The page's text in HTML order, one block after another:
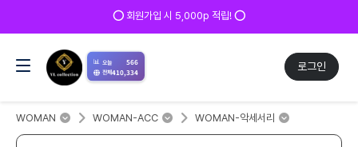
⭕ 회원가입 시 5,000p 적립! ⭕
로그인
📊 오늘 566
전체410,334
WOMAN WOMAN-ACC WOMAN-악세서리